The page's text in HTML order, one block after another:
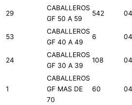
29
CABALLEROS
GF 50 A 59
542
53
CABALLEROS
GF 40 A 49
6
24
CABALLEROS
GF 30 A 39
108
1
CABALLEROS
GF MAS DE
70
60